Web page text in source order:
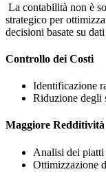
La contabilità non è
strategico per
decisioni basate su
Controllo dei Costi
Identificazione
Riduzione degli
Maggiore Redditività
Analisi dei
Ottimizzazione